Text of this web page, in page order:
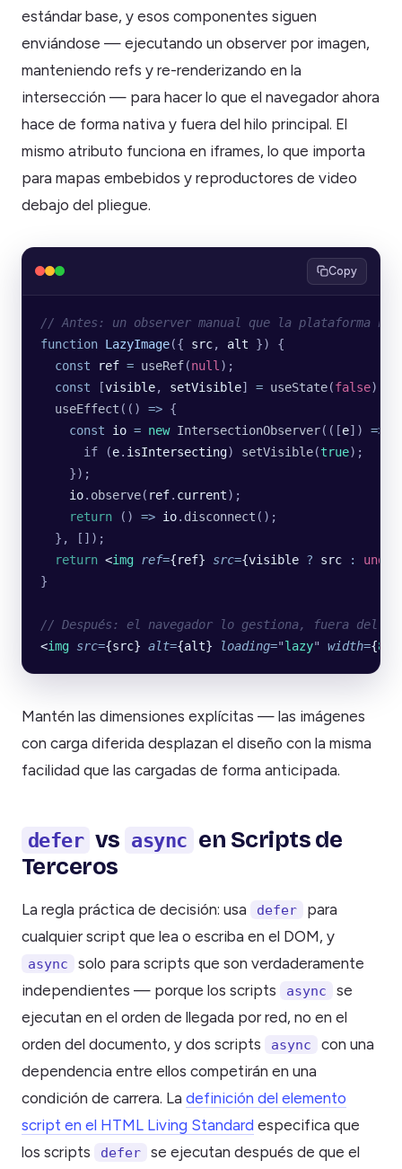
estándar base, y esos componentes siguen
enviándose — ejecutando un observer por imagen,
manteniendo refs y re-renderizando en la
intersección — para hacer lo que el navegador ahora
hace de forma nativa y fuera del hilo principal. El
mismo atributo funciona en iframes, lo que importa
para mapas embebidos y reproductores de video
debajo del pliegue.
Copy
// Antes: un observer manual que la plataforma
function LazyImage({ src, alt }) {
  const
ref = useRef(null );
  const
[visible, setVisible] = useState(false);
  useEffect
(() => {
    const
io = new IntersectionObserver(([e]) =>
      if (
e. isIntersecting) setVisible(true);
    });
    io
. observe( ref. current);
    return
() => io. disconnect ();
  }, []);
  return
<img ref={ref} src={visible ? src :
}
// Después: el navegador lo gestiona, fuera del
<img src={src} alt={alt} loading="lazy" width={800
Mantén las dimensiones explícitas — las imágenes
con carga diferida desplazan el diseño con la misma
facilidad que las cargadas de forma anticipada.
defer vs async en Scripts de
Terceros
La regla práctica de decisión: usa defer
para
cualquier script que lea o escriba en el DOM, y
async
solo para scripts que son verdaderamente
independientes — porque los scripts
async
se
ejecutan en el orden de llegada por red, no en el
orden del documento, y dos scripts
async
con una
dependencia entre ellos competirán en una
condición de carrera. La definición del elemento
script en el HTML Living Standard especifica que
los scripts
defer
se ejecutan después de que el